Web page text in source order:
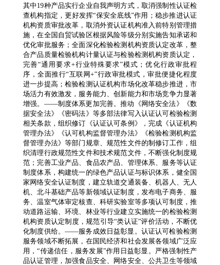
其中19种产品实行企业自我声明方式，取消强制性认证检
查机构指定，更好发挥“保安全底线”作用；稳步推进认证
机构资质审批改革，取消外资认证机构准入前特别管理措
施，在全国自贸试验区根据风险等级分别实施告知承诺和
优化审批服务；全面深化检验检测机构资质认定改革，整
合产品质量检验机构计量认证与检验检测机构资质认定，
完善“通用要求+行业特殊要求”模式；优化行政审批程
序，全面推行“互联网+”行政审批模式，审批便捷化程度
进一步提高；检验检测认证机构市场化改革稳步推进，市
场活力有效激发，服务能力、创新能力和市场竞争力显著
增强。——制度体系更加完善。推动《网络安全法》《数
据安全法》《密码法》等多部法律写入认证认可检验检测
相关条款，组织修订《认证认可条例》，完成《认证机构
管理办法》《认可机构监督管理办法》《检验检测机构监
督管理办法》等部门规章、规范性文件的制修订工作，组
织清理行政规范性文件和技术规范文件，不断强化制度规
范；完善工业产品、食品农产品、管理体系、服务等认证
制度体系，构建统一的绿色产品认证与标识体系，健全国
家网络安全认证制度，建立轨道交通装备、机器人、无人
机、北斗基础产品等新领域认证制度，发布电子商务、服
务、温室气体审定核查、科研实验室等多项认可制度，推
动道路运输、环境、林业等行业建立实施统一的检验检测
机构资质认定制度，规范引导“类认证”评价活动，不断优
化制度供给。——服务成效日益彰显。认证认可检验检测
服务领域不断拓展，在国民经济和社会发展各领域广泛应
用，“传递信任，服务发展”作用日益彰显。严格强制性产
品认证管理，加强食品安全、网络安全、公共卫生等领域